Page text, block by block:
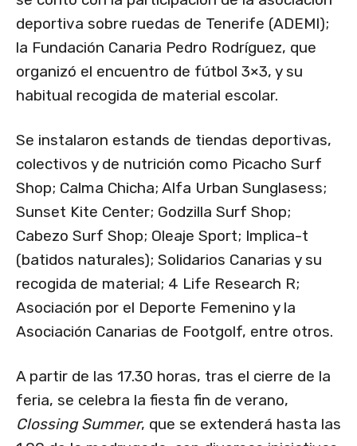
deportiva sobre ruedas de Tenerife (ADEMI);
la Fundación Canaria Pedro Rodríguez, que
organizó el encuentro de fútbol 3×3, y su
habitual recogida de material escolar.
Se instalaron estands de tiendas deportivas,
colectivos y de nutrición como Picacho Surf
Shop; Calma Chicha; Alfa Urban Sunglasess;
Sunset Kite Center; Godzilla Surf Shop;
Cabezo Surf Shop; Oleaje Sport; Implica-t
(batidos naturales); Solidarios Canarias y su
recogida de material; 4 Life Research R;
Asociación por el Deporte Femenino y la
Asociación Canarias de Footgolf, entre otros.
A partir de las 17.30 horas, tras el cierre de la
feria, se celebra la fiesta fin de verano,
Clossing Summer, que se extenderá hasta las